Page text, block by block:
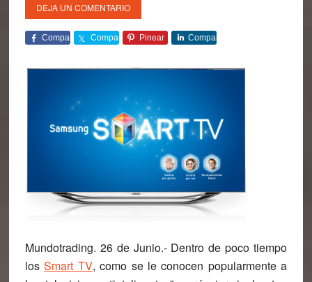
DEJA UN COMENTARIO
Comparte Comparte Pinear Comparte
Mundotrading. 26 de Junio.- Dentro de poco tiempo
losSmart TV, como se le conocen popularmente a